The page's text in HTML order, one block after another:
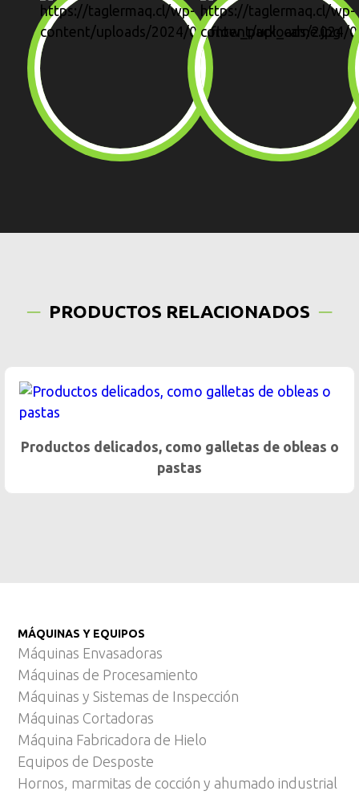
PRODUCTOS RELACIONADOS
MÁQUINAS Y EQUIPOS
Máquinas Envasadoras
Máquinas de Procesamiento
Máquinas y Sistemas de Inspección
Máquinas Cortadoras
Máquina Fabricadora de Hielo
Equipos de Desposte
Hornos, marmitas de cocción y ahumado industrial